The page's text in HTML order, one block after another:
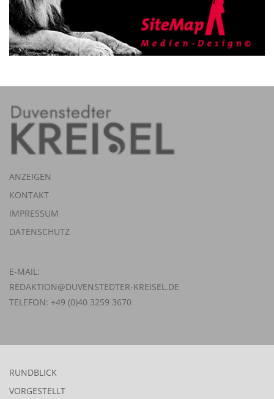
ANZEIGEN
KONTAKT
IMPRESSUM
DATENSCHUTZ
E-MAIL:
REDAKTION@DUVENSTEDTER-KREISEL.DE
TELEFON: +49 (0)40 3259 3670
RUNDBLICK
VORGESTELLT